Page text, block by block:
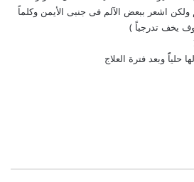
ولكن اشعر ببعض الآلم فى جنبى الأيمن وكلماً
يخف تدرجياً )